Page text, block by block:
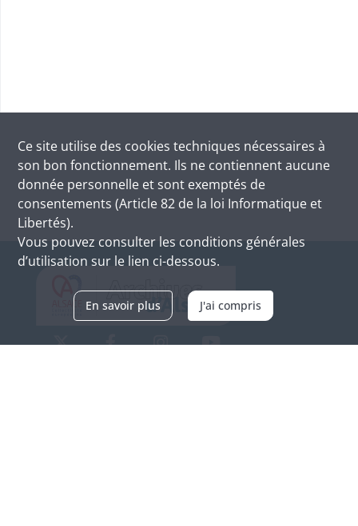
Ce site utilise des cookies techniques nécessaires à
son bon fonctionnement. Ils ne contiennent aucune
donnée personnelle et sont exemptés de
consentements (Article 82 de la loi Informatique et
Libertés).
Vous pouvez consulter les conditions générales
d’utilisation sur le lien ci-dessous.
En savoir plus J'ai compris